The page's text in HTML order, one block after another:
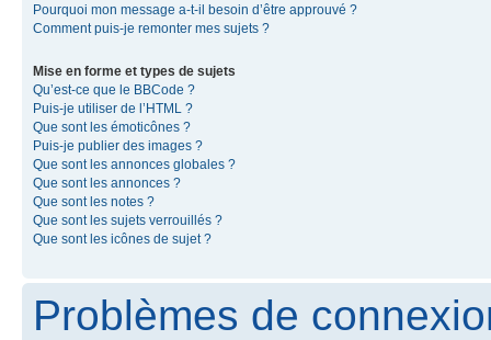
Pourquoi mon message a-t-il besoin d’être approuvé ?
Comment puis-je remonter mes sujets ?
Mise en forme et types de sujets
Qu’est-ce que le BBCode ?
Puis-je utiliser de l’HTML ?
Que sont les émoticônes ?
Puis-je publier des images ?
Que sont les annonces globales ?
Que sont les annonces ?
Que sont les notes ?
Que sont les sujets verrouillés ?
Que sont les icônes de sujet ?
Problèmes de